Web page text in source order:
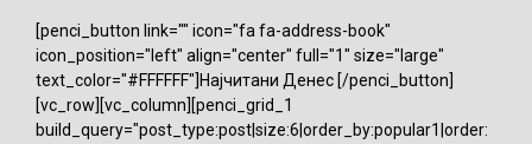
[penci_button link="" icon="fa fa-address-book"
icon_position="left" align="center" full="1" size="large"
text_color="#FFFFFF"]Најчитани Денес [/penci_button]
[vc_row][vc_column][penci_grid_1
build_query="post_type:post|size:6|order_by:popular1|order: